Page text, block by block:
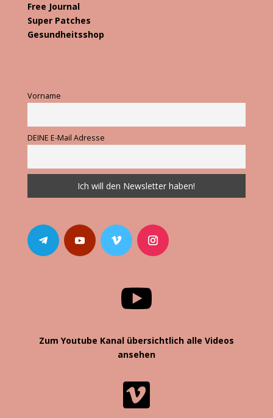
Free Journal
Super Patches
Gesundheitsshop
Vorname
DEINE E-Mail Adresse

Zum Youtube Kanal übersichtlich alle Videos
ansehen
